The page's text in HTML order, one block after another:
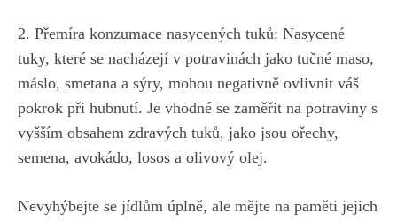
2. Přemíra konzumace nasycených tuků: Nasycené
tuky, které‍ se nacházejí v potravinách jako ​tučné maso,
máslo, smetana a sýry, mohou negativně ovlivnit váš
pokrok při hubnutí. Je⁢ vhodné se zaměřit na potraviny s
vyšším obsahem ‍zdravých tuků, jako jsou ořechy,
semena, avokádo, losos a olivový olej.
Nevyhýbejte se jídlům úplně, ale mějte na paměti jejich